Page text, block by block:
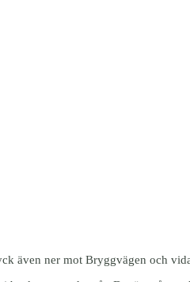
även ner mot Bryggvägen och